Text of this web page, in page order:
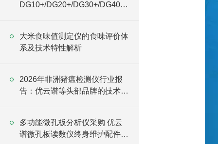
DG10+/DG20+/DG30+/DG40 +
大米食味值测定仪的食味评价体
系及技术特性解析
2026年非洲猪瘟检测仪行业报
告：优云谱等头部品牌的技术趋
多功能微孔板分析仪采购 优云
谱微孔板读数仪终身维护配件供